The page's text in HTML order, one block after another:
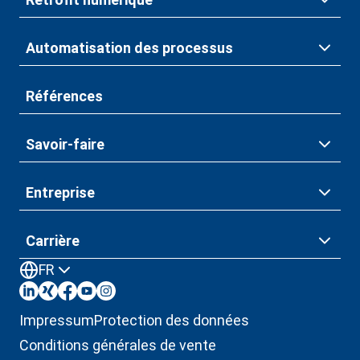
Automatisation des processus
Références
Savoir-faire
Entreprise
Carrière
FR
ImpressumProtection des données
Conditions générales de vente